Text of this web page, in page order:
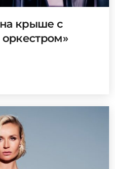
крыше с